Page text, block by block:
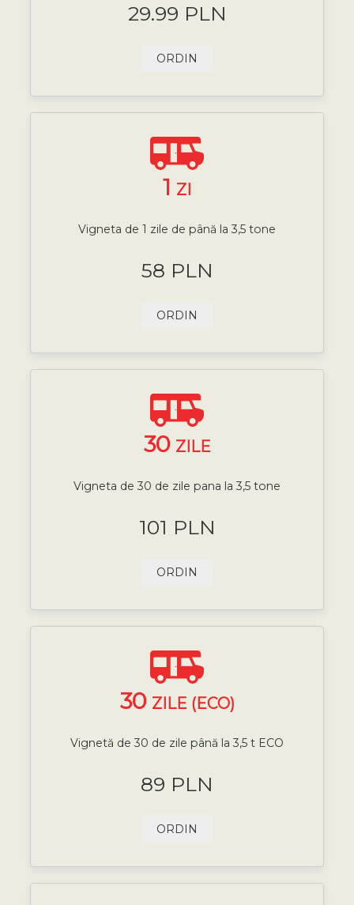
29.99 PLN
ORDIN
1 ZI
Vigneta de 1 zile de până la 3,5 tone
58 PLN
ORDIN
30 ZILE
Vigneta de 30 de zile pana la 3,5 tone
101 PLN
ORDIN
30 ZILE (ECO)
Vignetă de 30 de zile până la 3,5 t ECO
89 PLN
ORDIN